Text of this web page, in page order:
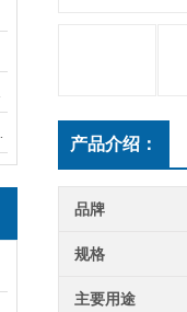
产品介绍：
品牌
规格
主要用途